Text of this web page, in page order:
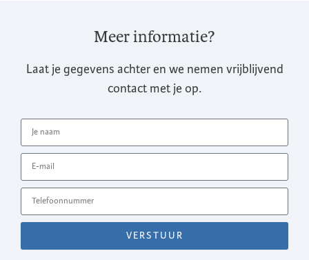
Meer informatie?
Laat je gegevens achter en we nemen vrijblijvend
contact met je op.
VERSTUUR